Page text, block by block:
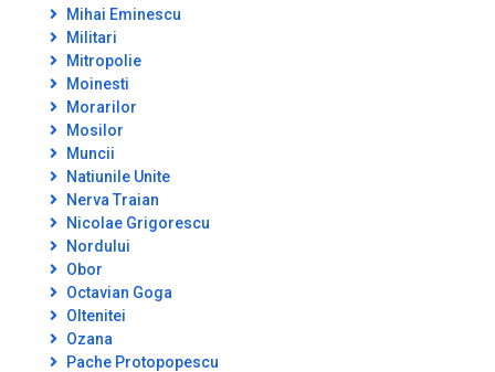
Mihai Eminescu
Militari
Mitropolie
Moinesti
Morarilor
Mosilor
Muncii
Natiunile Unite
Nerva Traian
Nicolae Grigorescu
Nordului
Obor
Octavian Goga
Oltenitei
Ozana
Pache Protopopescu